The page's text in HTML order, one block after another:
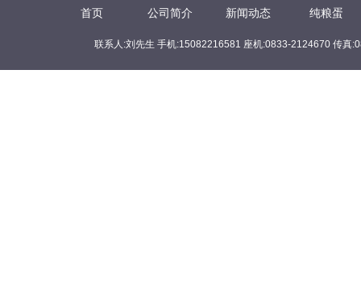
首页 公司简介 新闻动态 纯粮蛋
联系人:刘先生 手机:15082216581 座机:0833-2124670 传真